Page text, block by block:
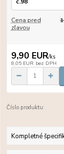
Cena pred
zľavou
9,90 EUR/ks
8,05 EUR bez DPH
Číslo produktu:
Kompletné